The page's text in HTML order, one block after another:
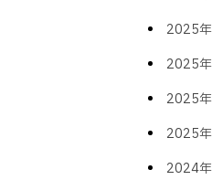
2025
2025
2025
2025
2024